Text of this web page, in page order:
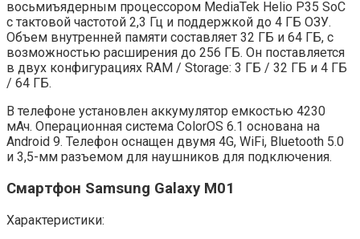
восьмиъядерным процессором MediaTek Helio P35 SoC
с тактовой частотой 2,3 Гц и поддержкой до 4 ГБ ОЗУ.
Объем внутренней памяти составляет 32 ГБ и 64 ГБ, с
возможностью расширения до 256 ГБ. Он поставляется
в двух конфигурациях RAM / Storage: 3 ГБ / 32 ГБ и 4 ГБ
/ 64 ГБ.
В телефоне установлен аккумулятор емкостью 4230
мАч. Операционная система ColorOS 6.1 основана на
Android 9. Телефон оснащен двумя 4G, WiFi, Bluetooth 5.0
и 3,5-мм разъемом для наушников для подключения.
Смартфон Samsung Galaxy M01
Характеристики: